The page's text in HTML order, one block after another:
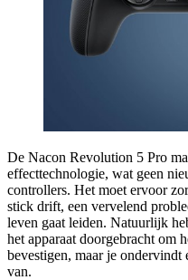
De Nacon Revolution 5 Pro
effecttechnologie, wat geen
controllers. Het moet ervoor
stick drift, een vervelend
leven gaat leiden. Natuurlijk
het apparaat doorgebracht om
bevestigen, maar je ondervindt
van.